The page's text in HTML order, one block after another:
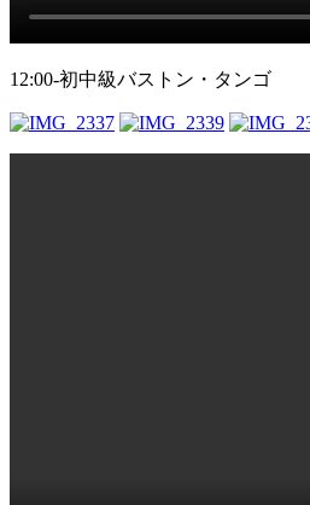
12:00-初中級バストン・タンゴ